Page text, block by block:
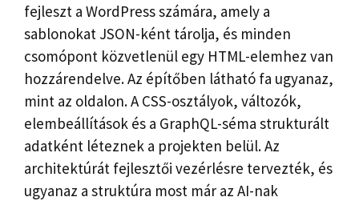
fejleszt a WordPress számára, amely a
sablonokat JSON-ként tárolja, és minden
csomópont közvetlenül egy HTML-elemhez van
hozzárendelve. Az építőben látható fa ugyanaz,
mint az oldalon. A CSS-osztályok, változók,
elembeállítások és a GraphQL-séma strukturált
adatként léteznek a projekten belül. Az
architektúrát fejlesztői vezérlésre tervezték, és
ugyanaz a struktúra most már az AI-nak